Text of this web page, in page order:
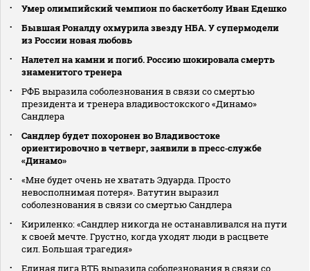
Умер олимпийский чемпион по баскетболу Иван Едешко
Бывшая Роналду охмурила звезду НБА. У супермодели
из России новая любовь
Налетел на камни и погиб. Россию шокировала смерть
знаменитого тренера
РФБ выразила соболезнования в связи со смертью
президента и тренера владивостокского «Динамо»
Сандлера
Сандлер будет похоронен во Владивостоке
ориентировочно в четверг, заявили в пресс‑службе
«Динамо»
«Мне будет очень не хватать Эдуарда. Просто
невосполнимая потеря». Ватутин выразил
соболезнования в связи со смертью Сандлера
Кириленко: «Сандлер никогда не останавливался на пути
к своей мечте. Грустно, когда уходят люди в расцвете
сил. Большая трагедия»
Единая лига ВТБ выразила соболезнования в связи со